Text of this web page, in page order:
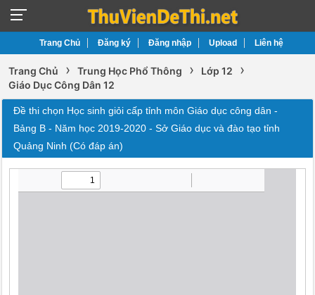
Trang Chủ Đăng ký Đăng nhập Upload Liên hệ
Trang Chủ › Trung Học Phổ Thông › Lớp 12 ›
Giáo Dục Công Dân 12
Đề thi chọn Học sinh giỏi cấp tỉnh môn Giáo dục công dân -
Bảng B - Năm học 2019-2020 - Sở Giáo dục và đào tạo tỉnh
Quảng Ninh (Có đáp án)